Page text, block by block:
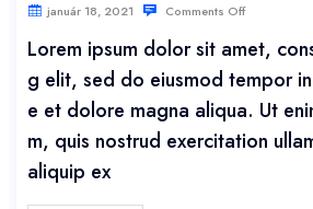
január 18, 2021 Comments Off
Lorem ipsum dolor sit amet,
g elit, sed do eiusmod tempor
e et dolore magna aliqua. Ut
m, quis nostrud exercitation
aliquip ex